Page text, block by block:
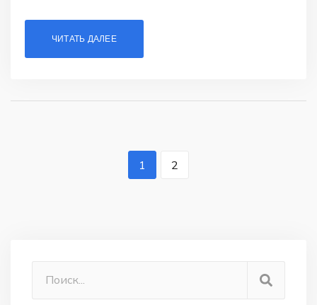
заявление через Госуслуги или МФЦ, и сколько
всё это может занять времени. Также делюсь
личными советами, которые помогут ускорить
ЧИТАТЬ ДАЛЕЕ
1 2